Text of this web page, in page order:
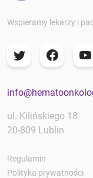
Wspieramy lekarzy i
ul. Kilińskiego 18
20-809 Lublin
Regulamin
Polityka prywatności